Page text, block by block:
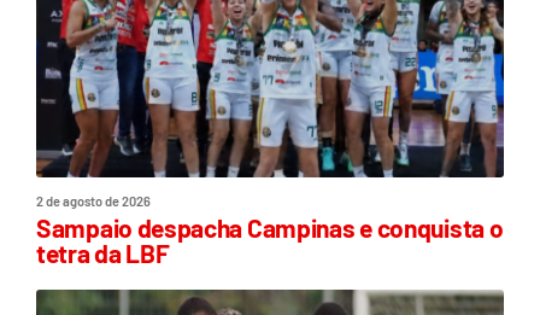
2 de agosto de 2026
Sampaio despacha Campinas e conquista o
tetra da LBF